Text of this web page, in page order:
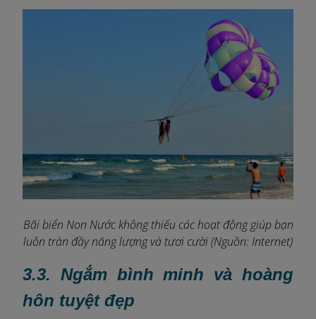
Bãi biển Non Nước không thiếu các hoạt động giúp bạn
luôn tràn đầy năng lượng và tươi cười (Nguồn: Internet)
3.3. Ngắm bình minh và hoàng
hôn tuyệt đẹp